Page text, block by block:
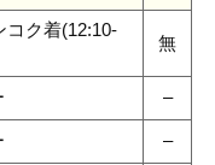
ク着(12:10-
無
–
–